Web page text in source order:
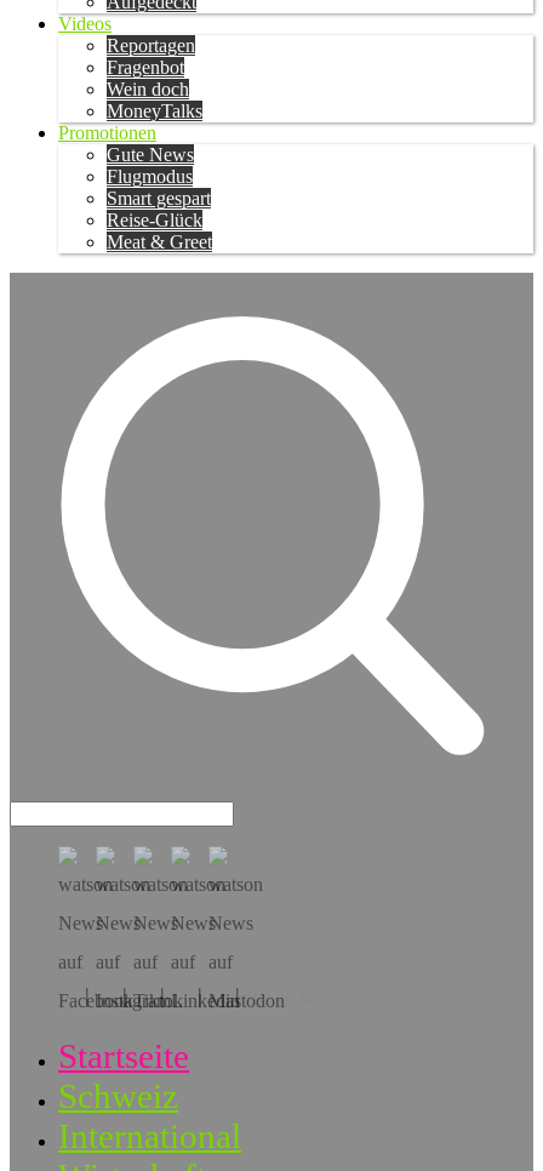
Videos
Reportagen
Fragenbot
Wein doch
MoneyTalks
Promotionen
Gute News
Flugmodus
Smart gespart
Reise-Glück
Meat & Greet
Hol dir die App!
Startseite
Schweiz
International